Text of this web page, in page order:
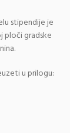
stipendije je
ploči gradske
u prilogu: